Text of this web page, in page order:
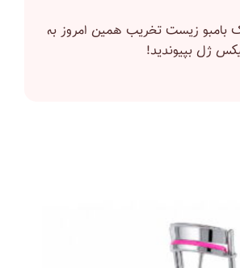
بامبو زیست‌ تخریب‌ همین امروز به
ژل بپیوندید!